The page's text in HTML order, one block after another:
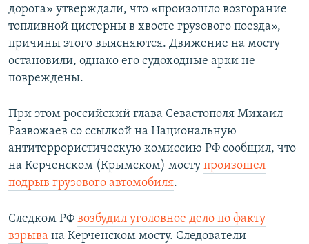
дорога» утверждали, что «произошло возгорание
топливной цистерны в хвосте грузового поезда»,
причины этого выясняются. Движение на мосту
остановили, однако его судоходные арки не
повреждены.
При этом российский глава Севастополя Михаил
Развожаев со ссылкой на Национальную
антитеррористическую комиссию РФ сообщил, что
на Керченском (Крымском) мосту произошел
подрыв грузового автомобиля.
Следком РФ возбудил уголовное дело по факту
взрыва на Керченском мосту. Следователи